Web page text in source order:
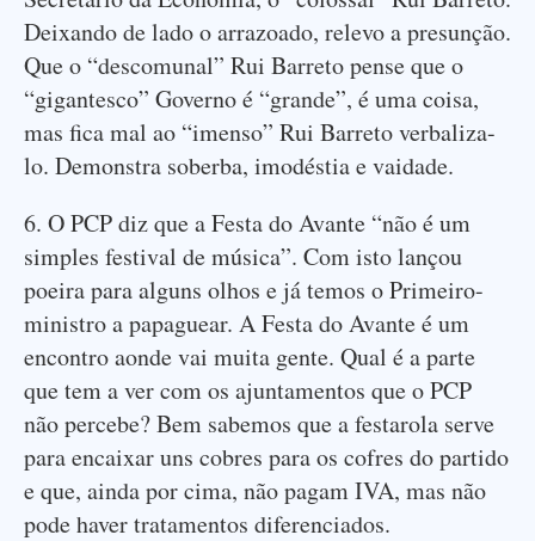
Deixando de lado o arrazoado, relevo a presunção.
Que o “descomunal” Rui Barreto pense que o
“gigantesco” Governo é “grande”, é uma coisa,
mas fica mal ao “imenso” Rui Barreto verbaliza-
lo. Demonstra soberba, imodéstia e vaidade.
6. O PCP diz que a Festa do Avante “não é um
simples festival de música”. Com isto lançou
poeira para alguns olhos e já temos o Primeiro-
ministro a papaguear. A Festa do Avante é um
encontro aonde vai muita gente. Qual é a parte
que tem a ver com os ajuntamentos que o PCP
não percebe? Bem sabemos que a festarola serve
para encaixar uns cobres para os cofres do partido
e que, ainda por cima, não pagam IVA, mas não
pode haver tratamentos diferenciados.